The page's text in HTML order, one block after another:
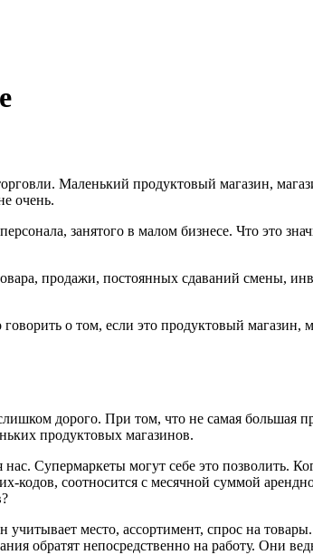
Маленький продуктовый магазин,
очень.
занятого в малом бизнесе. Что это
продажи, постоянных сдаваний смены,
о том, если это продуктовый магазин,
дорого. При том, что не самая большая
продуктовых магазинов.
Супермаркеты могут себе это позволить.
соотносится с месячной суммой
место, ассортимент, спрос на
обратят непосредственно на работу. Они